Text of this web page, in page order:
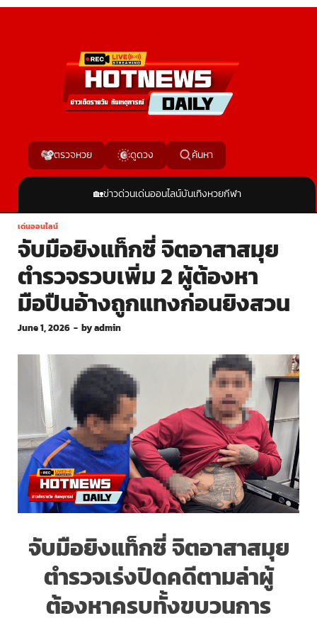
ตรวจหวย ดูดวง ค้นหา
🏡ข่าวด่วนเด่นออนไลน์บันเทิงหวยกีฬา
เด่นออนไลน์
จับมือยิงแท็กซี่ จิตอาสาสมุย
ตำรวจรวบเพิ่ม 2 ผู้ต้องหา
มือปืนอ้างถูกแทงก่อนยิงสวน
June 1, 2026 - byadmin
จับมือยิงแท็กซี่ จิตอาสาสมุย
ตำรวจเร่งปิดคดีตามล่าผู้
ต้องหาครบทั้งขบวนการ